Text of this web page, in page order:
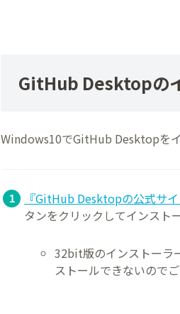
GitHub Desktopの
Windows10でGitHub Desktopを
『GitHub Desktopの公式サイ
タンをクリックしてインスト
32bit版のインストーラ
ストールできないのでご